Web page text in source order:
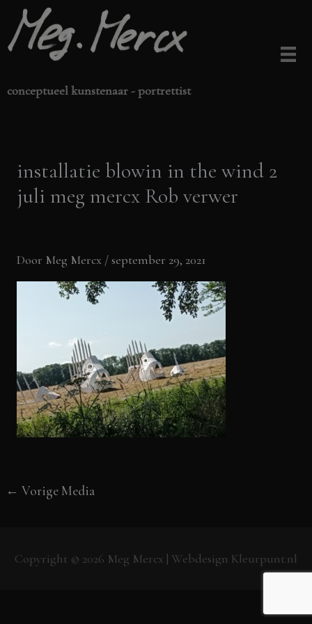
naar
de
conceptueel kunstenaar - portrettist
installatie blowin in the wind 2
juli meg mercx Rob verwer
Door Meg Mercx /september 29, 2021
← Vorige Media
Copyright © 2026 Meg Mercx | Webdesign Kleurpunt.nl